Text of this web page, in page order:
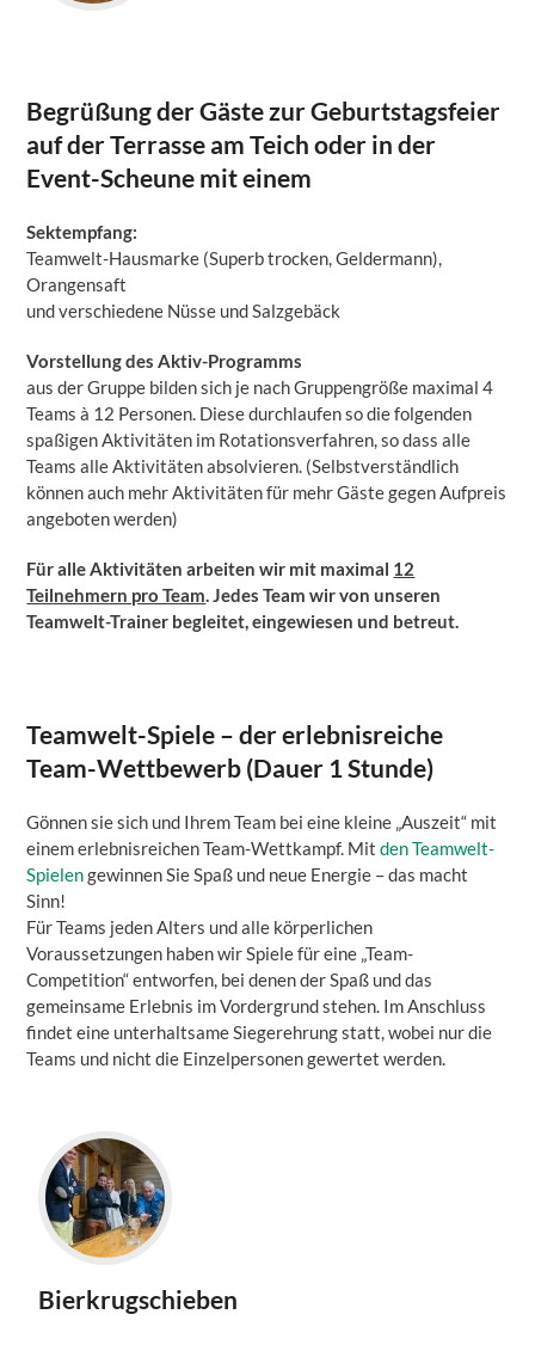
Begrüßung der Gäste zur Geburtstagsfeier
auf der Terrasse am Teich oder in der
Event-Scheune mit einem
Sektempfang:
Teamwelt-Hausmarke (Superb trocken, Geldermann),
Orangensaft
und verschiedene Nüsse und Salzgebäck
Vorstellung des Aktiv-Programms
aus der Gruppe bilden sich je nach Gruppengröße maximal 4
Teams à 12 Personen. Diese durchlaufen so die folgenden
spaßigen Aktivitäten im Rotationsverfahren, so dass alle
Teams alle Aktivitäten absolvieren. (Selbstverständlich
können auch mehr Aktivitäten für mehr Gäste gegen Aufpreis
angeboten werden)
Für alle Aktivitäten arbeiten wir mit maximal 12
Teilnehmern pro Team. Jedes Team wir von unseren
Teamwelt-Trainer begleitet, eingewiesen und betreut.
Teamwelt-Spiele – der erlebnisreiche
Team-Wettbewerb (Dauer 1 Stunde)
Gönnen sie sich und Ihrem Team bei eine kleine „Auszeit“ mit
einem erlebnisreichen Team-Wettkampf. Mitden Teamwelt-
Spielengewinnen Sie Spaß und neue Energie – das macht
Sinn!
Für Teams jeden Alters und alle körperlichen
Voraussetzungen haben wir Spiele für eine „Team-
Competition“ entworfen, bei denen der Spaß und das
gemeinsame Erlebnis im Vordergrund stehen. Im Anschluss
findet eine unterhaltsame Siegerehrung statt, wobei nur die
Teams und nicht die Einzelpersonen gewertet werden.
Bierkrugschieben